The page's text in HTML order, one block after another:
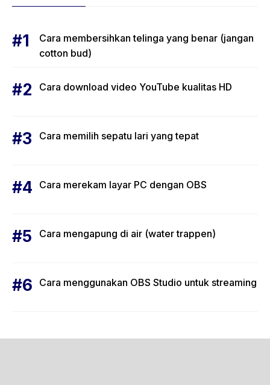
Cara membersihkan telinga yang benar (jangan
cotton bud)
Cara download video YouTube kualitas HD
Cara memilih sepatu lari yang tepat
Cara merekam layar PC dengan OBS
Cara mengapung di air (water trappen)
Cara menggunakan OBS Studio untuk streaming